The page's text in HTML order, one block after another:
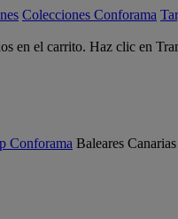
Colecciones Conforama
en el carrito. Haz clic en
Conforama Baleares Canarias